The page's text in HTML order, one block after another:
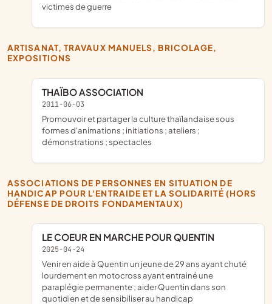
victimes de guerre
ARTISANAT, TRAVAUX MANUELS, BRICOLAGE,
EXPOSITIONS
THAÏBO ASSOCIATION
2011-06-03
promouvoir et partager la culture thaïlandaise sous
formes d'animations ; initiations ; ateliers ;
démonstrations ; spectacles
ASSOCIATIONS DE PERSONNES EN SITUATION DE
HANDICAP POUR L'ENTRAIDE ET LA SOLIDARITÉ (HORS
DÉFENSE DE DROITS FONDAMENTAUX)
LE COEUR EN MARCHE POUR QUENTIN
2025-04-24
venir en aide à Quentin un jeune de 29 ans ayant chuté
lourdement en motocross ayant entrainé une
paraplégie permanente ; aider Quentin dans son
quotidien et de sensibiliser au handicap